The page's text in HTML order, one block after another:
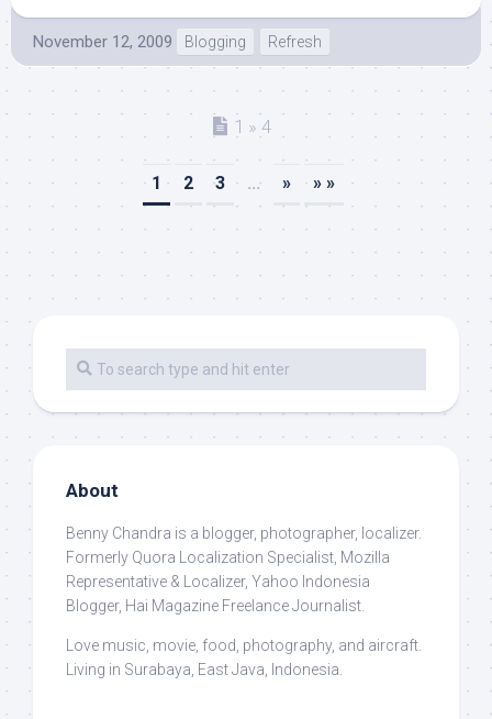
November 12, 2009 Blogging Refresh
1 » 4
1 2 3 ... » » »
About
Benny Chandra is a blogger, photographer, localizer.
Formerly Quora Localization Specialist, Mozilla
Representative & Localizer, Yahoo Indonesia
Blogger, Hai Magazine Freelance Journalist.
Love music, movie, food, photography, and aircraft.
Living in Surabaya, East Java, Indonesia.